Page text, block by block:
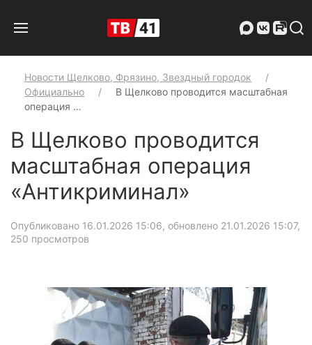
Новости Щелково, Фрязино, Звездный городок
Официально
В Щелково проводится масштабная
операция …
В Щелково проводится
масштабная операция
«Антикриминал»
Опубликовано 16.01.2026 15:06, обновлено 21.01.2026 15:07,
250 просмотров